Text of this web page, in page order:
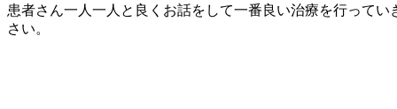
患者さん一人一人と良くお話をして一番良い治療を行って
さい。